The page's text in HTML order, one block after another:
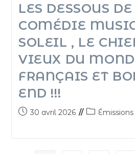
LES DESSOUS
COMÉDIE
SOLEIL , LE
VIEUX DU
FRANÇAIS ET
END !!!
30 avril 2026 Émissions